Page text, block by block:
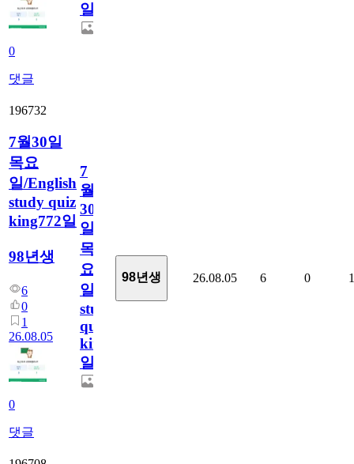
0
댓글
일
196732
7월30일
목요
일/English
study quiz
king772일
98년생
6
0
1
26.08.05
0
댓글
7
월
30
일
목
요
일/English
study
quiz
king772
일
98년생 26.08.05 6 0 1